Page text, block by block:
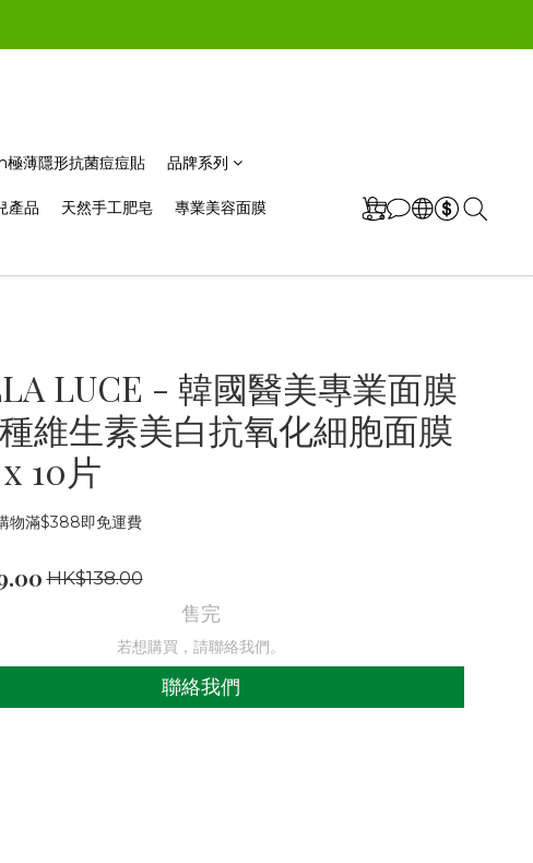
薄隱形抗菌痘痘貼 品牌系列
產品 天然手工肥皂 專業美容面膜
LUCE - 韓國醫美專業面膜
維生素美白抗氧化細胞面膜
10片
物滿$388即免運費
HK$138.00
售完
若想購買，請聯絡我們。
聯絡我們